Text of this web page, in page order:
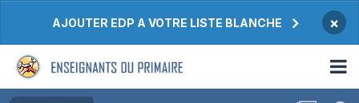
AJOUTER EDP A VOTRE LISTE BLANCHE ×